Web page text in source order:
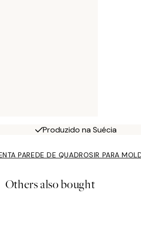
Produzido na Suécia
PAREDE DE QUADROSIR PARA
Others also bought